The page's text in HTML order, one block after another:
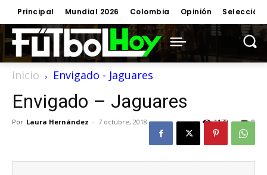
Principal Mundial 2026 Colombia Opinión Selección
Inicio Envigado - Jaguares
Envigado – Jaguares
Por Laura Hernández - 7 octubre, 2018 0
1179